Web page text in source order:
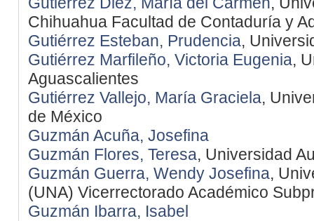
Chihuahua Facultad de Contaduría y
Gutiérrez Esteban, Prudencia,
Gutiérrez Marfileño, Victoria Eugenia,
Aguascalientes
Gutiérrez Vallejo, María Graciela,
de México
Guzmán Acuña, Josefina
Guzmán Flores, Teresa, Universidad
Guzmán Guerra, Wendy Josefina,
(UNA) Vicerrectorado Académico
Guzmán Ibarra, Isabel